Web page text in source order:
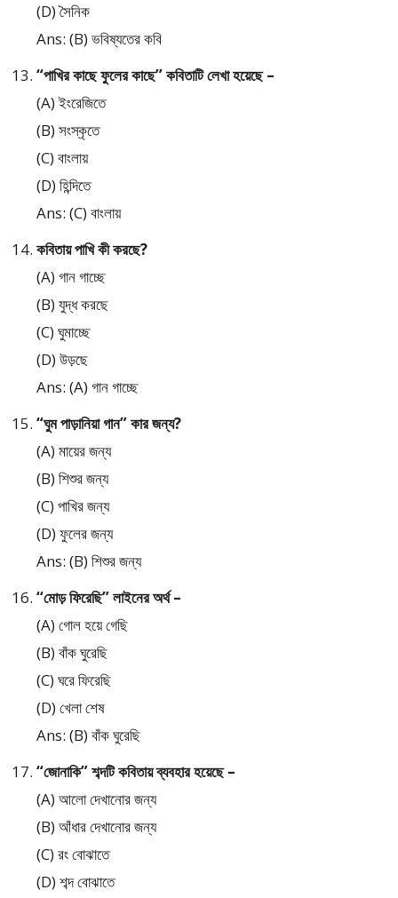
(D) সৈনিক
Ans: (B) ভবিষ্যতের কবি
“পাখির কাছে ফুলের কাছে” কবিতাটি লেখা হয়েছে –
(A) ইংরেজিতে
(B) সংস্কৃতে
(C) বাংলায়
(D) হিন্দিতে
Ans: (C) বাংলায়
কবিতায় পাখি কী করছে?
(A) গান গাচ্ছে
(B) যুদ্ধ করছে
(C) ঘুমাচ্ছে
(D) উড়ছে
Ans: (A) গান গাচ্ছে
“ঘুম পাড়ানিয়া গান” কার জন্য?
(A) মায়ের জন্য
(B) শিশুর জন্য
(C) পাখির জন্য
(D) ফুলের জন্য
Ans: (B) শিশুর জন্য
“মোড় ফিরেছি” লাইনের অর্থ –
(A) গোল হয়ে গেছি
(B) বাঁক ঘুরেছি
(C) ঘরে ফিরেছি
(D) খেলা শেষ
Ans: (B) বাঁক ঘুরেছি
“জোনাকি” শব্দটি কবিতায় ব্যবহার হয়েছে –
(A) আলো দেখানোর জন্য
(B) আঁধার দেখানোর জন্য
(C) রং বোঝাতে
(D) শব্দ বোঝাতে